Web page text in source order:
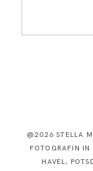
@2026 STELLA
FOTOGRAFIN IN
HAVEL,